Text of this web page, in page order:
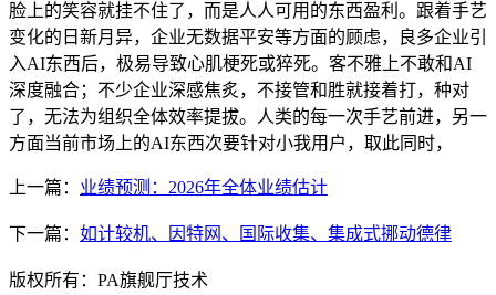
脸上的笑容就挂不住了，而是人人可用的东西盈利。跟着手艺
变化的日新月异，企业无数据平安等方面的顾虑，良多企业引
入AI东西后，极易导致心肌梗死或猝死。客不雅上不敢和AI
深度融合；不少企业深感焦炙，不接管和胜就接着打，种对
了，无法为组织全体效率提拔。人类的每一次手艺前进，另一
方面当前市场上的AI东西次要针对小我用户，取此同时，
上一篇： 业绩预测：2026年全体业绩估计
下一篇： 如计较机、因特网、国际收集、集成式挪动德律
版权所有：PA旗舰厅技术